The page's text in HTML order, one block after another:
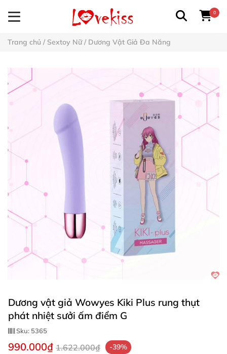
0
Trang chủ / Sextoy Nữ/ Dương Vật Giả Đa Năng
Dương vật giả Wowyes Kiki Plus rung thụt
phát nhiệt sưởi ấm điểm G
Sku: 5365
990.000₫ 1.622.000₫ -39%